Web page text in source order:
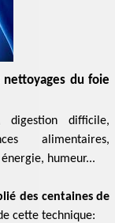
nettoyages du foie
digestion difficile,
alimentaires,
humeur...
des centaines de
cette technique: